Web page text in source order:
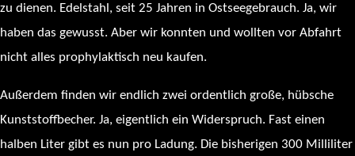
zu dienen. Edelstahl, seit 25 Jahren in Ostseegebrauch. Ja, wir
haben das gewusst. Aber wir konnten und wollten vor Abfahrt
nicht alles prophylaktisch neu kaufen.
Außerdem finden wir endlich zwei ordentlich große, hübsche
Kunststoffbecher. Ja, eigentlich ein Widerspruch. Fast einen
halben Liter gibt es nun pro Ladung. Die bisherigen 300 Milliliter